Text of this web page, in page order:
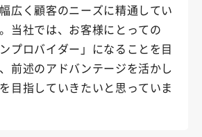
広く顧客のニーズに精通してい
当社では、お客様にとっての
プロバイダー」になることを目
前述のアドバンテージを活かし
目指していきたいと思っていま